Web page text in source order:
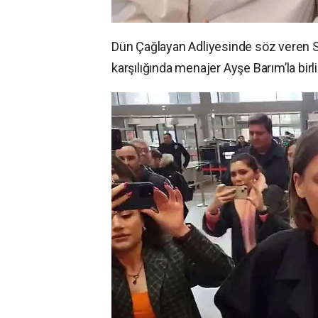
Dün Çağlayan Adliyesinde söz veren
karşılığında menajer Ayşe Barım’la